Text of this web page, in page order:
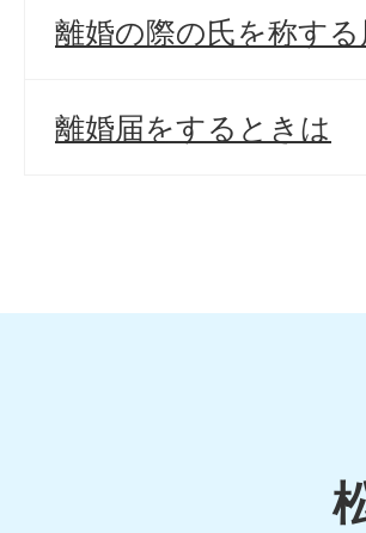
離婚の際の氏を称す
離婚届をするときは